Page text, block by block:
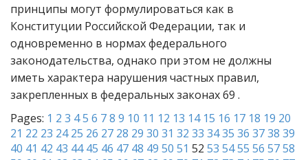
принципы могут формулироваться как в
Конституции Российской Федерации, так и
одновременно в нормах федерального
законодательства, однако при этом не должны
иметь характера нарушения частных правил,
закрепленных в федеральных законах 69 .
Pages: 1 2 3 45 6 78 9 10 11 12 13 14 15 16 17 18 19 20
21 22 23 24 25 26 27 28 29 30 31 32 33 3435 36 3738 39
40 41 42 43 44 45 46 47 48 49 50 51 52 53 5455 56 5758